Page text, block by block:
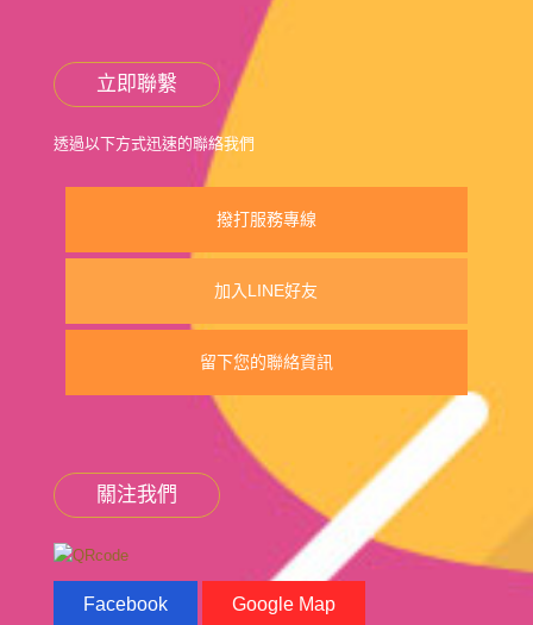
立即聯繫
透過以下方式迅速的聯絡我們
撥打服務專線
加入LINE好友
留下您的聯絡資訊
關注我們
Facebook Google Map